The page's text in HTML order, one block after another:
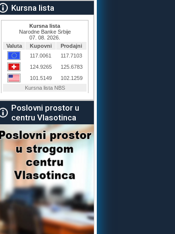
Kursna lista
Poslovni prostor u
centru Vlasotinca